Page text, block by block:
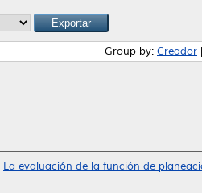
Group by: Creador
La evaluación de la función de